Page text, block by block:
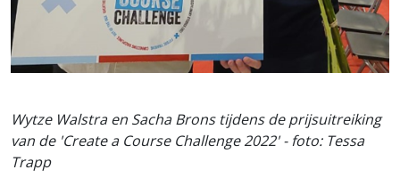
Wytze Walstra en Sacha Brons tijdens de prijsuitreiking
van de 'Create a Course Challenge 2022' - foto: Tessa
Trapp